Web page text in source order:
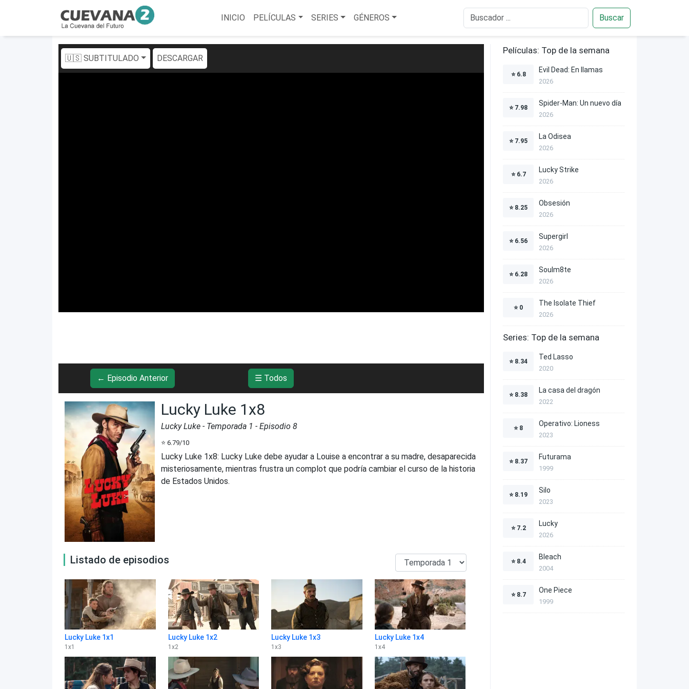
INICIO PELÍCULAS SERIES GÉNEROS Buscar
🇺🇸 SUBTITULADO DESCARGAR
← Episodio Anterior ☰ Todos
Lucky Luke 1x8
Lucky Luke - Temporada 1 - Episodio 8
⭐ 6.79/10
Lucky Luke 1x8: Lucky Luke debe ayudar a Louise a encontrar a su madre, desaparecida
misteriosamente, mientras frustra un complot que podría cambiar el curso de la historia
de Estados Unidos.
Listado de episodios
Lucky Luke 1x1
1 x1
Lucky Luke 1x2
1 x2
Lucky Luke 1x3
1 x3
Lucky Luke 1x4
1 x4
Películas: Top de la semana
⭐ 6.8
Evil Dead: En llamas
2026
⭐ 7.98
Spider-Man: Un nuevo día
2026
⭐ 7.95
La Odisea
2026
⭐ 6.7
Lucky Strike
2026
⭐ 8.25
Obsesión
2026
⭐ 6.56
Supergirl
2026
⭐ 6.28
Soulm8te
2026
⭐ 0
The Isolate Thief
2026
Series: Top de la semana
⭐ 8.34
Ted Lasso
2020
⭐ 8.38
La casa del dragón
2022
⭐ 8
Operativo: Lioness
2023
⭐ 8.37
Futurama
1999
⭐ 8.19
Silo
2023
⭐ 7.2
Lucky
2026
⭐ 8.4
Bleach
2004
⭐ 8.7
One Piece
1999